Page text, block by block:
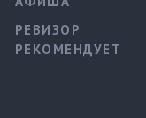
РЕВИЗОР
РЕКОМЕНДУЕТ